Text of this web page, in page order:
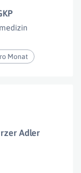
Monat
Adler